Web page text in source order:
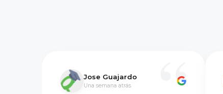
Jose Guajardo
Una semana atrás